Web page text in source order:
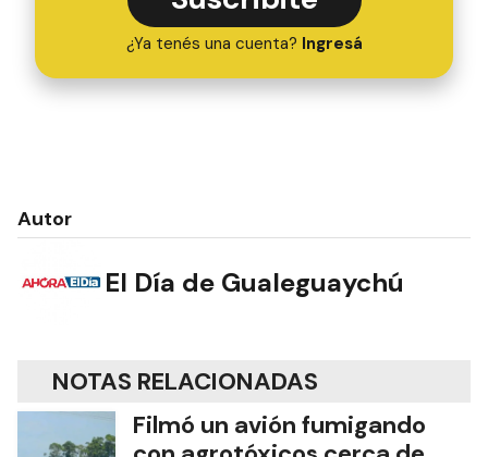
¿Ya tenés una cuenta? Ingresá
Autor
El Día de Gualeguaychú
NOTAS RELACIONADAS
Filmó un avión fumigando